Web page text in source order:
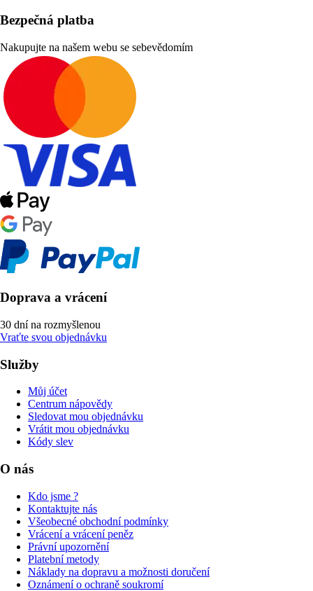
Bezpečná platba
Nakupujte na našem webu se sebevědomím
Doprava a vrácení
30 dní na rozmyšlenou
Vraťte svou objednávku
Služby
Můj účet
Centrum nápovědy
Sledovat mou objednávku
Vrátit mou objednávku
Kódy slev
O nás
Kdo jsme ?
Kontaktujte nás
Všeobecné obchodní podmínky
Vrácení a vrácení peněz
Právní upozornění
Platební metody
Náklady na dopravu a možnosti doručení
Oznámení o ochraně soukromí